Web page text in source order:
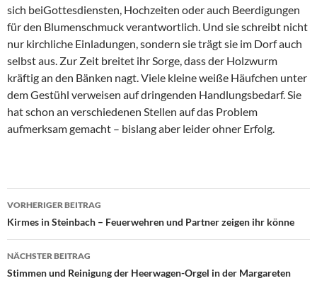
sich beiGottesdiensten, Hochzeiten oder auch Beerdigungen
für den Blumenschmuck verantwortlich. Und sie schreibt nicht
nur kirchliche Einladungen, sondern sie trägt sie im Dorf auch
selbst aus. Zur Zeit breitet ihr Sorge, dass der Holzwurm
kräftig an den Bänken nagt. Viele kleine weiße Häufchen unter
dem Gestühl verweisen auf dringenden Handlungsbedarf. Sie
hat schon an verschiedenen Stellen auf das Problem
aufmerksam gemacht – bislang aber leider ohner Erfolg.
Beitrags-
Navigation
VORHERIGER BEITRAG
Kirmes in Steinbach – Feuerwehren und Partner zeigen ihr könne
NÄCHSTER BEITRAG
Stimmen und Reinigung der Heerwagen-Orgel in der Margareten